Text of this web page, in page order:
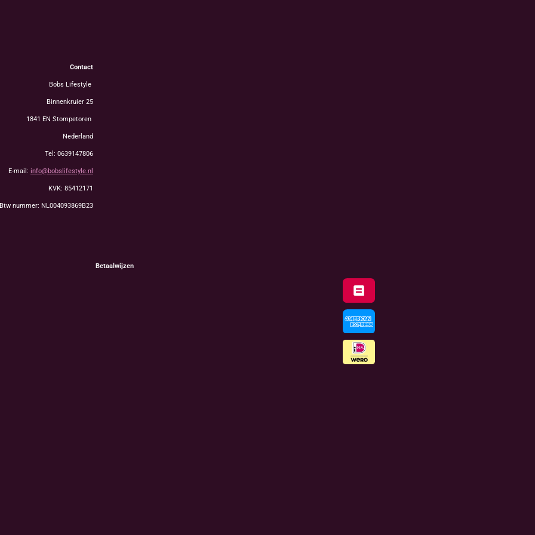
Contact
Bobs Lifestyle
Binnenkruier 25
1841 EN Stompetoren
Nederland
Tel: 0639147806
E-mail: info@bobslifestyle.nl
KVK: 85412171
Btw nummer: NL004093869B23
Betaalwijzen